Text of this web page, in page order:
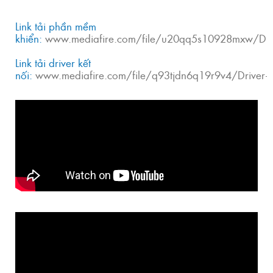
Link tải phần mềm
khiển: www.mediafire.com/file/u20qq5s10928mxw/
Link tải driver kết
nối: www.mediafire.com/file/q93tjdn6q19r9v4/